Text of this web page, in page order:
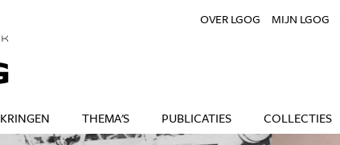
KRINGEN THEMA'S PUBLICATIES COLLECTIES
OVER LGOG MIJN LGOG